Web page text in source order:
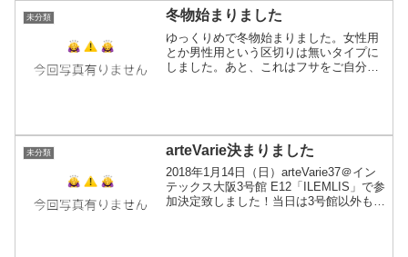
未分類 冬物始まりました
ゆっくりめで冬物始まりました。女性用
とか男性用という区切りは無いタイプに
しました。あと、これはフサをご自分で
未分類 arteVarie決まりました
2018年1月14日（日）arteVarie37＠イン
テックス大阪3号館 E12「ILEMLIS」で参
加決定致しました！当日は3号館以外も